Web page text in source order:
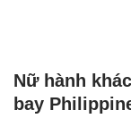
Nữ hành
bay